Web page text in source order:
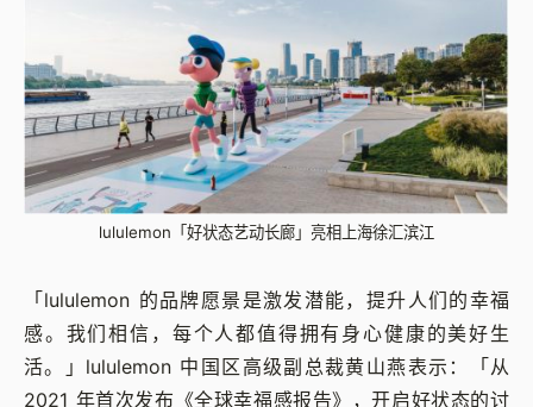
lululemon「好状态艺动长廊」亮相上海徐汇滨江
「lululemon 的品牌愿景是激发潜能，提升人们的幸福
感。我们相信，每个人都值得拥有身心健康的美好生
活。」lululemon 中国区高级副总裁黄山燕表示：「从
2021 年首次发布《全球幸福感报告》，开启好状态的讨